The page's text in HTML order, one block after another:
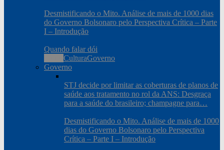
Desmistificando o Mito. Análise de mais de 1000 dias
do Governo Bolsonaro pelo Perspectiva Crítica – Parte
I – Introdução
Quando falar dói
CulturaGoverno
Governo
STJ decide por limitar as coberturas de planos de
saúde aos tratamento no rol da ANS: Desgraça
para a saúde do brasileiro; champagne para…
Desmistificando o Mito. Análise de mais de 1000
dias do Governo Bolsonaro pelo Perspectiva
Crítica – Parte I – Introdução